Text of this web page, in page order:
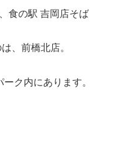
食の駅 吉岡店そば
、前橋北店。
ク内にあります。